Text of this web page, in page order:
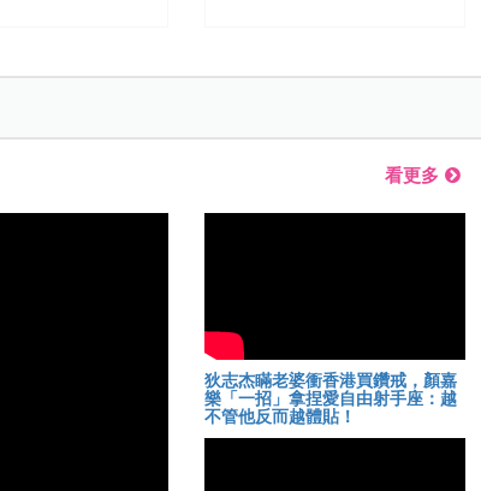
看更多
狄志杰瞞老婆衝香港買鑽戒，顏嘉
樂「一招」拿捏愛自由射手座：越
不管他反而越體貼！